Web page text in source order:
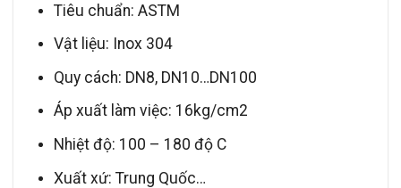
Tiêu chuẩn: ASTM
Vật liệu: Inox 304
Quy cách: DN8, DN10…DN100
Áp xuất làm việc: 16kg/cm2
Nhiệt độ: 100 – 180 độ C
Xuất xứ: Trung Quốc…